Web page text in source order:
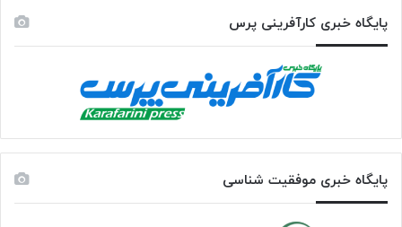
پایگاه خبری کارآفرینی پرس
پایگاه خبری موفقیت شناسی